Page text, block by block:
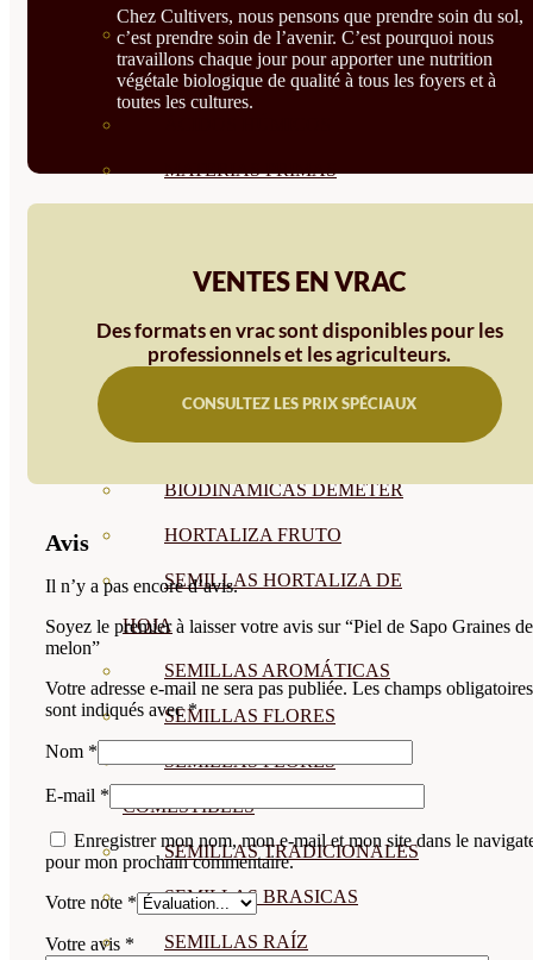
REGENERADORES DEL
SUELO
MATERIAS PRIMAS
GROWPUNCH
SEMILLAS
VER TODAS
BIODINÁMICAS DEMETER
HORTALIZA FRUTO
SEMILLAS HORTALIZA DE
HOJA
SEMILLAS AROMÁTICAS
SEMILLAS FLORES
SEMILLAS FLORES
COMESTIBLES
SEMILLAS TRADICIONALES
SEMILLAS BRASICAS
SEMILLAS RAÍZ
Chez Cultivers, nous pensons que prendre soin du sol,
c’est prendre soin de l’avenir. C’est pourquoi nous
travaillons chaque jour pour apporter une nutrition
végétale biologique de qualité à tous les foyers et à
toutes les cultures.
VENTES EN VRAC
Des formats en vrac sont disponibles pour les
professionnels et les agriculteurs.
CONSULTEZ LES PRIX SPÉCIAUX
Avis
Il n’y a pas encore d’avis.
Soyez le premier à laisser votre avis sur “Piel de Sapo Graines de
melon”
Votre adresse e-mail ne sera pas publiée. Les champs obligatoires
sont indiqués avec*
Nom *
E-mail *
Enregistrer mon nom, mon e-mail et mon site dans le
pour mon prochain commentaire.
Votre note *
Votre avis *